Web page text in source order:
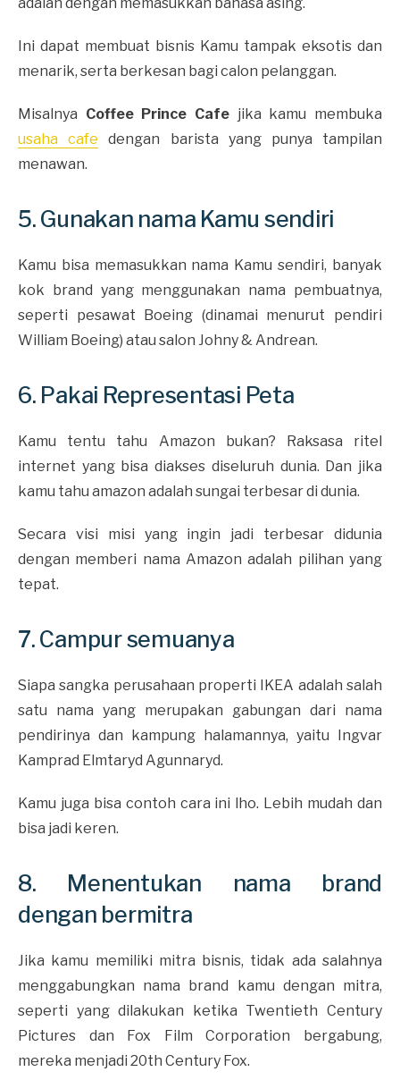
Ini dapat membuat bisnis Kamu tampak eksotis dan
menarik, serta berkesan bagi calon pelanggan.
Misalnya Coffee Prince Cafe jika kamu membuka
usaha cafe dengan barista yang punya tampilan
menawan.
5. Gunakan nama Kamu sendiri
Kamu bisa memasukkan nama Kamu sendiri, banyak
kok brand yang menggunakan nama pembuatnya,
seperti pesawat Boeing (dinamai menurut pendiri
William Boeing) atau salon Johny & Andrean.
6. Pakai Representasi Peta
Kamu tentu tahu Amazon bukan? Raksasa ritel
internet yang bisa diakses diseluruh dunia. Dan jika
kamu tahu amazon adalah sungai terbesar di dunia.
Secara visi misi yang ingin jadi terbesar didunia
dengan memberi nama Amazon adalah pilihan yang
tepat.
7. Campur semuanya
Siapa sangka perusahaan properti IKEA adalah salah
satu nama yang merupakan gabungan dari nama
pendirinya dan kampung halamannya, yaitu Ingvar
Kamprad Elmtaryd Agunnaryd.
Kamu juga bisa contoh cara ini lho. Lebih mudah dan
bisa jadi keren.
8. Menentukan nama brand
dengan bermitra
Jika kamu memiliki mitra bisnis, tidak ada salahnya
menggabungkan nama brand kamu dengan mitra,
seperti yang dilakukan ketika Twentieth Century
Pictures dan Fox Film Corporation bergabung,
mereka menjadi 20th Century Fox.